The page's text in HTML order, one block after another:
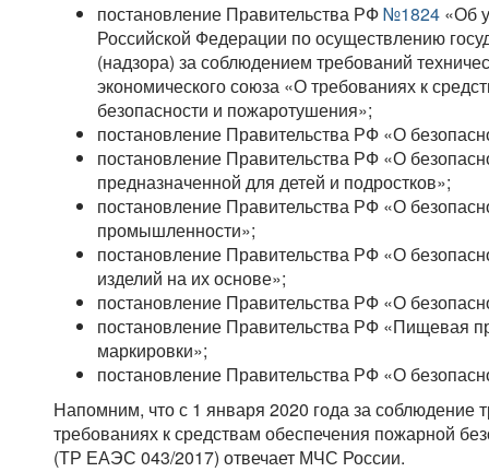
постановление Правительства РФ№1824 «Об
Российской Федерации по осуществлению
(надзора) за соблюдением требований
экономического союза «О требованиях к
безопасности и пожаротушения»;
постановление Правительства РФ «О
постановление Правительства РФ «О
предназначенной для детей и подростков»;
постановление Правительства РФ «О
промышленности»;
постановление Правительства РФ «О
изделий на их основе»;
постановление Правительства РФ «О
постановление Правительства РФ «Пищевая
маркировки»;
постановление Правительства РФ «О
Напомним, что с 1 января 2020 года за соблюдение
требованиях к средствам обеспечения пожарной
(ТР ЕАЭС 043/2017) отвечает МЧС России.